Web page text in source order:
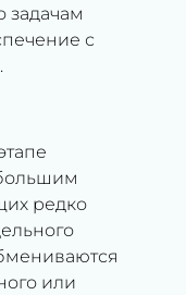
задачам
с
редко
или